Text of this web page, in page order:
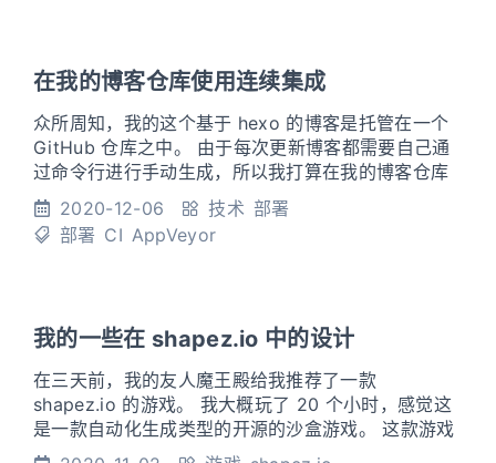
在我的博客仓库使用连续集成
众所周知，我的这个基于 hexo 的博客是托管在一个
GitHub 仓库之中。 由于每次更新博客都需要自己通
过命令行进行手动生成，所以我打算在我的博客仓库
引入连续集成以实现自动构建。 一开始，我想参照我
的友人落樱的博客仓库的做法，然而他用的连续集成
服务我之前并没有注册过。 为了究极的偷懒，于是我
2020-12-06 技术 部署
部署 CI AppVeyor
我的一些在 shapez.io 中的设计
在三天前，我的友人魔王殿给我推荐了一款
shapez.io 的游戏。 我大概玩了 20 个小时，感觉这
是一款自动化生成类型的开源的沙盒游戏。 这款游戏
非常不错，只是我今天把其卸载了，毕竟我不想让自